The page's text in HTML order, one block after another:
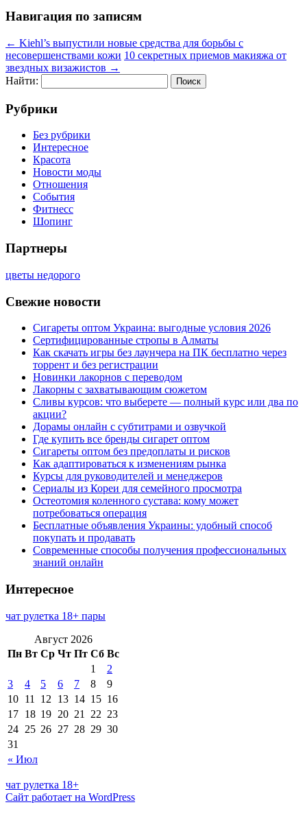
Навигация по записям
← Kiehl’s выпустили новые средства для борьбы с
несовершенствами кожи 10 секретных приемов макияжа от
звездных визажистов →
Найти:
Рубрики
Без рубрики
Интересное
Красота
Новости моды
Отношения
События
Фитнесс
Шопинг
Партнеры
цветы недорого
Свежие новости
Сигареты оптом Украина: выгодные условия 2026
Сертифицированные стропы в Алматы
Как скачать игры без лаунчера на ПК бесплатно через
торрент и без регистрации
Новинки лакорнов с переводом
Лакорны с захватывающим сюжетом
Сливы курсов: что выберете — полный курс или два по
акции?
Дорамы онлайн с субтитрами и озвучкой
Где купить все бренды сигарет оптом
Сигареты оптом без предоплаты и рисков
Как адаптироваться к изменениям рынка
Курсы для руководителей и менеджеров
Сериалы из Кореи для семейного просмотра
Остеотомия коленного сустава: кому может
потребоваться операция
Бесплатные объявления Украины: удобный способ
покупать и продавать
Современные способы получения профессиональных
знаний онлайн
Интересное
чат рулетка 18+ пары
Август 2026
Пн Вт Ср Чт Пт Сб Вс
« Июл
1
2
3
4 5 6 7 8
9
10 11 12 13 14 15 16
17 18 19 20 21 22 23
24 25 26 27 28 29 30
31
чат рулетка 18+
Сайт работает на WordPress